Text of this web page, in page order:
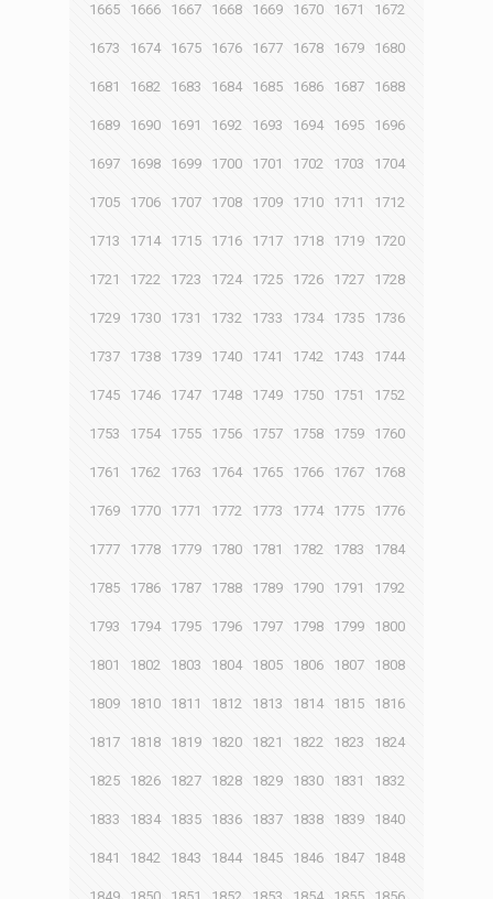
1665 1666 1667 1668 1669 1670 1671 1672
1673 1674 1675 1676 1677 1678 1679 1680
1681 1682 1683 1684 1685 1686 1687 1688
1689 1690 1691 1692 1693 1694 1695 1696
1697 1698 1699 1700 1701 1702 1703 1704
1705 1706 1707 1708 1709 1710 1711 1712
1713 1714 1715 1716 1717 1718 1719 1720
1721 1722 1723 1724 1725 1726 1727 1728
1729 1730 1731 1732 1733 1734 1735 1736
1737 1738 1739 1740 1741 1742 1743 1744
1745 1746 1747 1748 1749 1750 1751 1752
1753 1754 1755 1756 1757 1758 1759 1760
1761 1762 1763 1764 1765 1766 1767 1768
1769 1770 1771 1772 1773 1774 1775 1776
1777 1778 1779 1780 1781 1782 1783 1784
1785 1786 1787 1788 1789 1790 1791 1792
1793 1794 1795 1796 1797 1798 1799 1800
1801 1802 1803 1804 1805 1806 1807 1808
1809 1810 1811 1812 1813 1814 1815 1816
1817 1818 1819 1820 1821 1822 1823 1824
1825 1826 1827 1828 1829 1830 1831 1832
1833 1834 1835 1836 1837 1838 1839 1840
1841 1842 1843 1844 1845 1846 1847 1848